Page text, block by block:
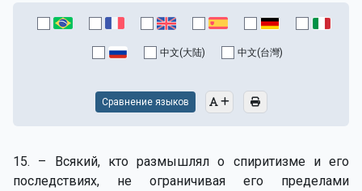
中文(大陆) 中文(台灣)
Сравнение языков
15. – Всякий, кто размышлял о спиритизме и его
последствиях, не ограничивая его пределами